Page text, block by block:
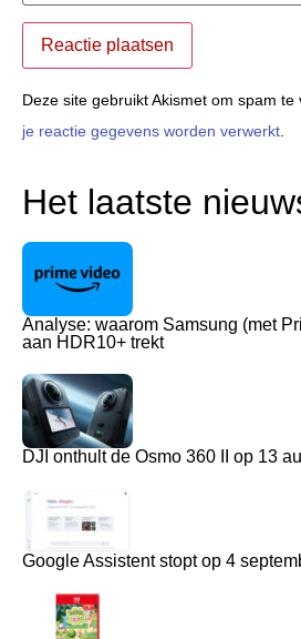
Deze site gebruikt Akismet om spam te
je reactie gegevens worden verwerkt
Het laatste
Analyse: waarom Samsung (met
aan HDR10+ trekt
DJI onthult de Osmo 360 II op 13
Google Assistent stopt op 4